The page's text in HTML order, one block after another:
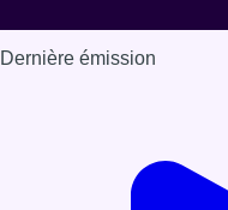
Dernière émission